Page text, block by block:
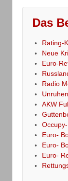
Das
Rating-
Neue
Euro-
Radio
AKW
Euro-
Euro-
Euro-